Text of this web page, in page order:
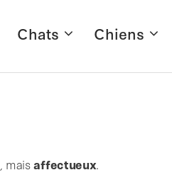
Chats Chiens
, maisaffectueux.